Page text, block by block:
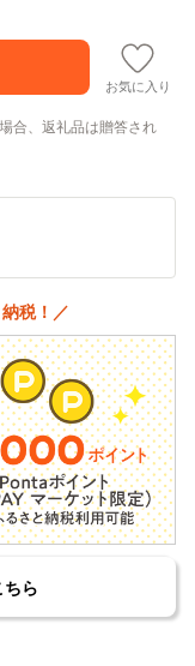
お気に入り
合、返礼品は贈答され
税！／
ちら